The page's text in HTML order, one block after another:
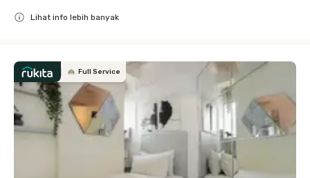
Lihat info lebih banyak
Full Service